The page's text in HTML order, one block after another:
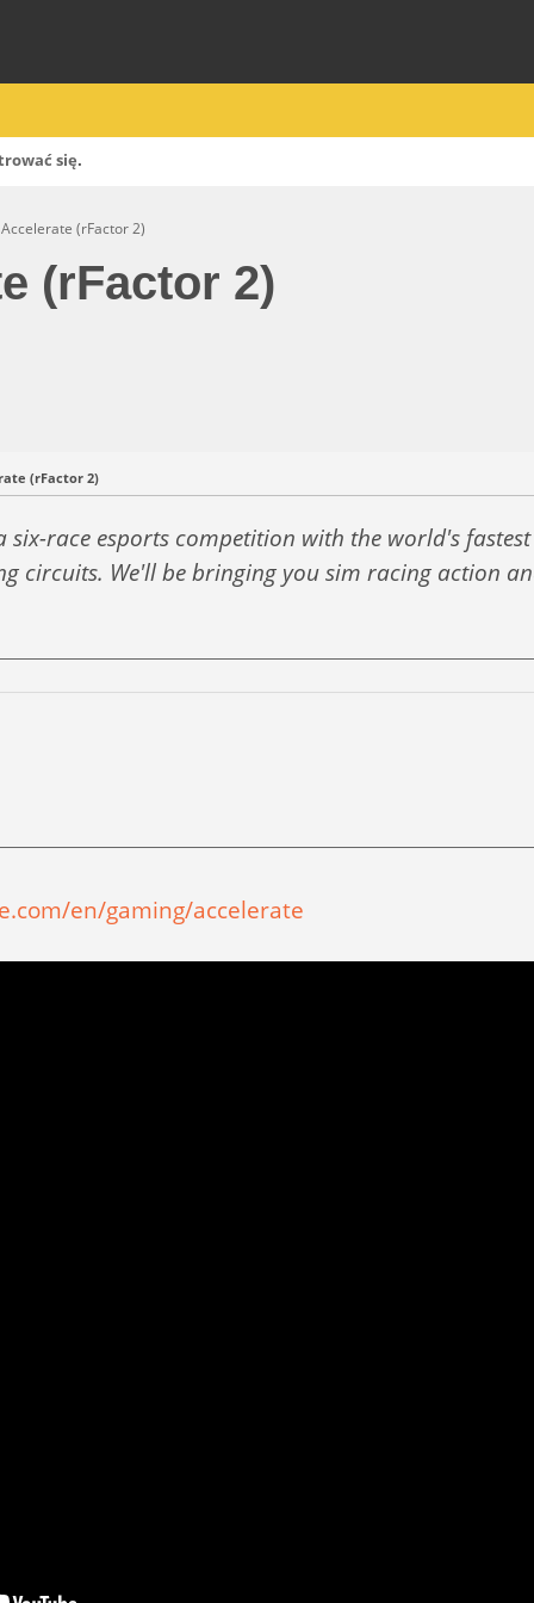
się.
(rFactor 2)
(rFactor 2)
(rFactor 2)
six-race esports competition with the world's
circuits. We'll be bringing you sim racing action
en/gaming/accelerate